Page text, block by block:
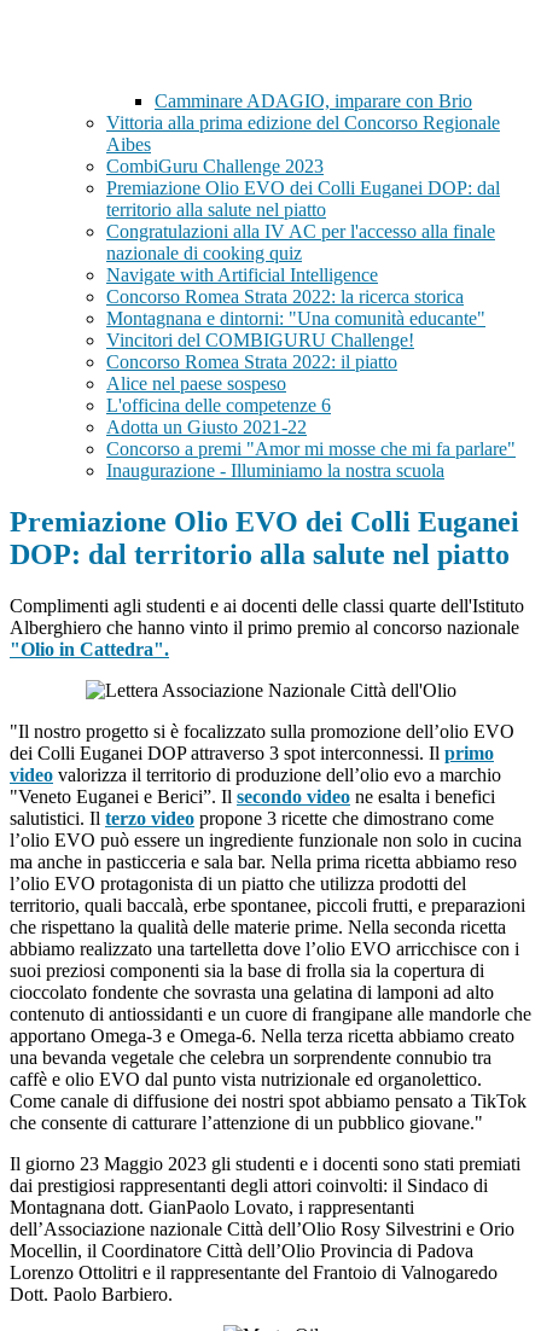
Camminare ADAGIO, imparare con Brio
Vittoria alla prima edizione del Concorso Regionale
Aibes
CombiGuru Challenge 2023
Premiazione Olio EVO dei Colli Euganei DOP: dal
territorio alla salute nel piatto
Congratulazioni alla IV AC per l'accesso alla finale
nazionale di cooking quiz
Navigate with Artificial Intelligence
Concorso Romea Strata 2022: la ricerca storica
Montagnana e dintorni: "Una comunità educante"
Vincitori del COMBIGURU Challenge!
Concorso Romea Strata 2022: il piatto
Alice nel paese sospeso
L'officina delle competenze 6
Adotta un Giusto 2021-22
Concorso a premi "Amor mi mosse che mi fa parlare"
Inaugurazione - Illuminiamo la nostra scuola
Premiazione Olio EVO dei Colli Euganei
DOP: dal territorio alla salute nel piatto
Complimenti agli studenti e ai docenti delle classi quarte dell'Istituto
Alberghiero che hanno vinto il primo premio al concorso nazionale
"Olio in Cattedra".
"Il nostro progetto si è focalizzato sulla promozione dell’olio EVO
dei Colli Euganei DOP attraverso 3 spot interconnessi. Il primo
video valorizza il territorio di produzione dell’olio evo a marchio
"Veneto Euganei e Berici”. Il secondo video ne esalta i benefici
salutistici. Il terzo video propone 3 ricette che dimostrano come
l’olio EVO può essere un ingrediente funzionale non solo in cucina
ma anche in pasticceria e sala bar. Nella prima ricetta abbiamo reso
l’olio EVO protagonista di un piatto che utilizza prodotti del
territorio, quali baccalà, erbe spontanee, piccoli frutti, e preparazioni
che rispettano la qualità delle materie prime. Nella seconda ricetta
abbiamo realizzato una tartelletta dove l’olio EVO arricchisce con i
suoi preziosi componenti sia la base di frolla sia la copertura di
cioccolato fondente che sovrasta una gelatina di lamponi ad alto
contenuto di antiossidanti e un cuore di frangipane alle mandorle che
apportano Omega-3 e Omega-6. Nella terza ricetta abbiamo creato
una bevanda vegetale che celebra un sorprendente connubio tra
caffè e olio EVO dal punto vista nutrizionale ed organolettico.
Come canale di diffusione dei nostri spot abbiamo pensato a TikTok
che consente di catturare l’attenzione di un pubblico giovane."
Il giorno 23 Maggio 2023 gli studenti e i docenti sono stati premiati
dai prestigiosi rappresentanti degli attori coinvolti: il Sindaco di
Montagnana dott. GianPaolo Lovato, i rappresentanti
dell’Associazione nazionale Città dell’Olio Rosy Silvestrini e Orio
Mocellin, il Coordinatore Città dell’Olio Provincia di Padova
Lorenzo Ottolitri e il rappresentante del Frantoio di Valnogaredo
Dott. Paolo Barbiero.